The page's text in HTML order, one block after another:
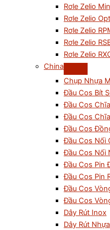
Rơle Zelio
Rơle Zelio
Rơle Zelio
Rơle Zelio
Rơle Zelio
China
Chụp Nhựa
Đầu Cos Bít
Đầu Cos
Đầu Cos
Đầu Cos
Đầu Cos Nối
Đầu Cos Nối
Đầu Cos Pin
Đầu Cos Pin
Đầu Cos
Đầu Cos
Dây Rút Inox
Dây Rút Nhựa